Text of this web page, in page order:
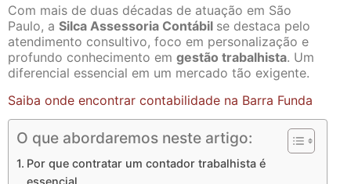
Com mais de duas décadas de atuação em São
Paulo, a Silca Assessoria Contábil se destaca pelo
atendimento consultivo, foco em personalização e
profundo conhecimento em gestão trabalhista. Um
diferencial essencial em um mercado tão exigente.
Saiba onde encontrar contabilidade na Barra Funda
O que abordaremos neste artigo:
Por que contratar um contador trabalhista é
essencial